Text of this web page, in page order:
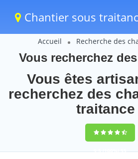
Chantier sous
Accueil Recherche des
Vous recherchez
Vous êtes
recherchez des
traitance
9,5(100%)55